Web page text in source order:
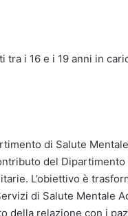
tra i 16 e i 19 anni in
di Salute
del
L’obiettivo è
di Salute Mentale
della relazione con i